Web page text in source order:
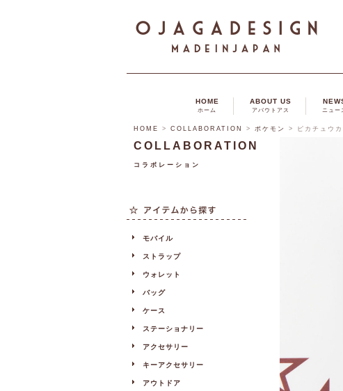
HOME
ホーム
ABOUT US
アバウトアス ニュー
HOME > COLLABORATION > ポケモン > ピカチュウ
COLLABORATION
コラボレーション
モバイル
ストラップ
ウォレット
バッグ
ケース
ステーショナリー
アクセサリー
キーアクセサリー
アウトドア